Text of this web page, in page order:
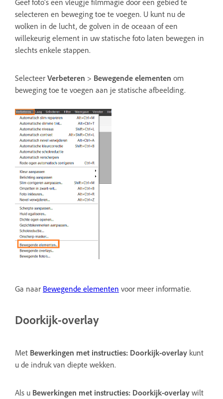
selecteren en beweging toe te voegen. U kunt nu de
wolken in de lucht, de golven in de oceaan of een
willekeurig element in uw statische foto laten bewegen in
slechts enkele stappen.
Selecteer Verbeteren > Bewegende elementen om
beweging toe te voegen aan je statische afbeelding.
Ga naar Bewegende elementen voor meer informatie.
Doorkijk-overlay
Met Bewerkingen met instructies: Doorkijk-overlay kunt
u de indruk van diepte wekken.
Als u Bewerkingen met instructies: Doorkijk-overlay wilt